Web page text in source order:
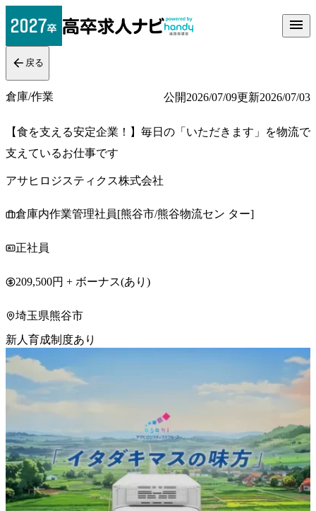
戻る
倉庫/作業 公開2026/07/09更新2026/07/03
【食を支える安定企業！】毎日の「いただきます」を物流で
支えているお仕事です
アサヒロジスティクス株式会社
倉庫内作業管理社員[熊谷市/熊谷物流セン ター]
正社員
209,500円 + ボーナス(あり)
埼玉県熊谷市
新人育成制度あり